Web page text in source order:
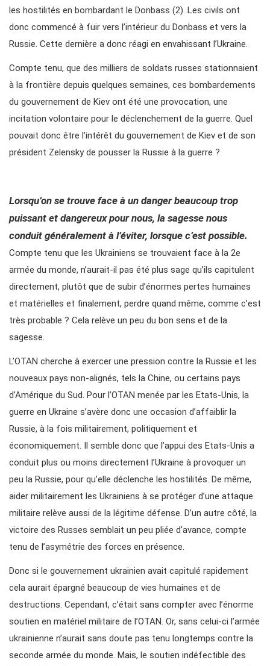
les hostilités en bombardant le Donbass (2). Les civils ont
donc commencé à fuir vers l’intérieur du Donbass et vers la
Russie. Cette dernière a donc réagi en envahissant l’Ukraine.
Compte tenu, que des milliers de soldats russes stationnaient
à la frontière depuis quelques semaines, ces bombardements
du gouvernement de Kiev ont été une provocation, une
incitation volontaire pour le déclenchement de la guerre. Quel
pouvait donc être l’intérêt du gouvernement de Kiev et de son
président Zelensky de pousser la Russie à la guerre ?
Lorsqu’on se trouve face à un danger beaucoup trop
puissant et dangereux pour nous, la sagesse nous
conduit généralement à l’éviter, lorsque c’est possible.
Compte tenu que les Ukrainiens se trouvaient face à la 2e
armée du monde, n’aurait-il pas été plus sage qu’ils capitulent
directement, plutôt que de subir d’énormes pertes humaines
et matérielles et finalement, perdre quand même, comme c’est
très probable ? Cela relève un peu du bon sens et de la
sagesse.
L’OTAN cherche à exercer une pression contre la Russie et les
nouveaux pays non-alignés, tels la Chine, ou certains pays
d’Amérique du Sud. Pour l’OTAN menée par les Etats-Unis, la
guerre en Ukraine s’avère donc une occasion d’affaiblir la
Russie, à la fois militairement, politiquement et
économiquement. Il semble donc que l’appui des Etats-Unis a
conduit plus ou moins directement l’Ukraine à provoquer un
peu la Russie, pour qu’elle déclenche les hostilités. De même,
aider militairement les Ukrainiens à se protéger d’une attaque
militaire relève aussi de la légitime défense. D’un autre côté, la
victoire des Russes semblait un peu pliée d’avance, compte
tenu de l’asymétrie des forces en présence.
Donc si le gouvernement ukrainien avait capitulé rapidement
cela aurait épargné beaucoup de vies humaines et de
destructions. Cependant, c’était sans compter avec l’énorme
soutien en matériel militaire de l’OTAN. Or, sans celui-ci l’armée
ukrainienne n’aurait sans doute pas tenu longtemps contre la
seconde armée du monde. Mais, le soutien indéfectible des